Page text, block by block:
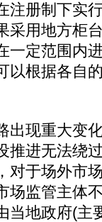
注册制下实
采用地方柜
一定范围内
以根据各自
现重大变
推进无法绕
于场外市
场监管主体
当地政府(主